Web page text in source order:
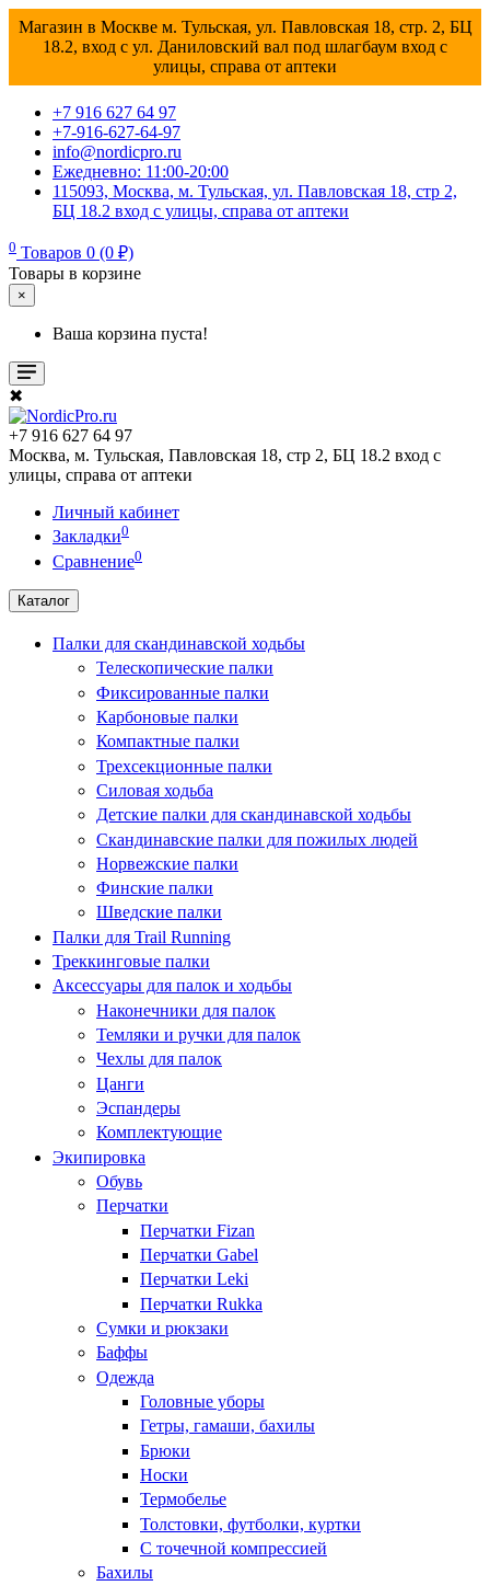
Магазин в Москве м. Тульская, ул. Павловская 18, стр. 2, БЦ
18.2, вход с ул. Даниловский вал под шлагбаум вход с
улицы, справа от аптеки
+7 916 627 64 97
+7-916-627-64-97
info@nordicpro.ru
Ежедневно: 11:00-20:00
115093, Москва, м. Тульская, ул. Павловская 18, стр 2,
БЦ 18.2 вход с улицы, справа от аптеки
0 Товаров 0 (0 ₽)
Товары в корзине
×
Ваша корзина пуста!
✖
+7 916 627 64 97
Москва, м. Тульская, Павловская 18, стр 2, БЦ 18.2 вход с
улицы, справа от аптеки
Личный кабинет
Закладки0
Сравнение0
Каталог
Палки для скандинавской ходьбы
Телескопические палки
Фиксированные палки
Карбоновые палки
Компактные палки
Трехсекционные палки
Силовая ходьба
Детские палки для скандинавской ходьбы
Скандинавские палки для пожилых людей
Норвежские палки
Финские палки
Шведские палки
Палки для Trail Running
Треккинговые палки
Аксессуары для палок и ходьбы
Наконечники для палок
Темляки и ручки для палок
Чехлы для палок
Цанги
Эспандеры
Комплектующие
Экипировка
Обувь
Перчатки
Перчатки Fizan
Перчатки Gabel
Перчатки Leki
Перчатки Rukka
Сумки и рюкзаки
Баффы
Одежда
Головные уборы
Гетры, гамаши, бахилы
Брюки
Носки
Термобелье
Толстовки, футболки, куртки
С точечной компрессией
Бахилы